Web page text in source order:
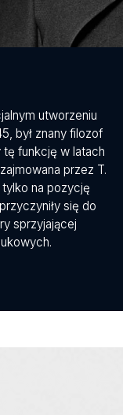
utworzeniu
był znany filozof
tę funkcję w latach
przez T.
tylko na pozycję
się do
sprzyjającej